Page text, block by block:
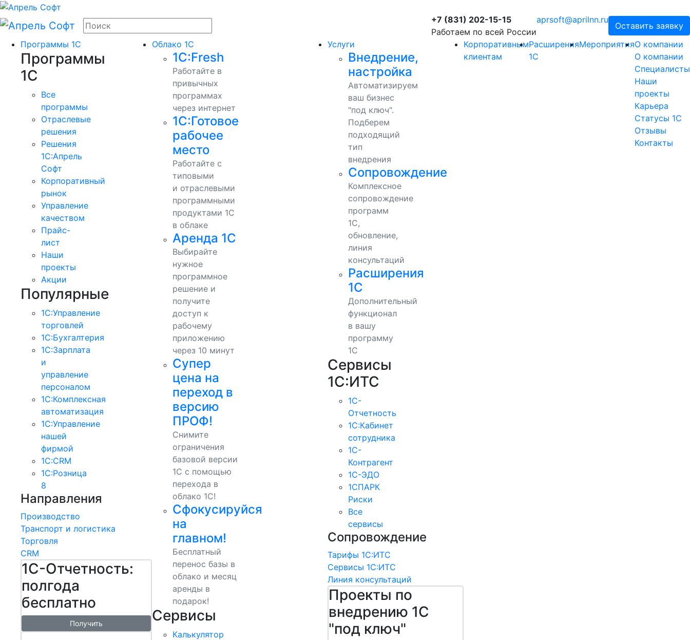
+7 (831) 202-15-15
Работаем по всей России
aprsoft@aprilnn.ru
Оставить заявку
Программы 1С
Программы
1С
Все
программы
Отраслевые
решения
Решения
1C:Апрель
Софт
Корпоративный
рынок
Управление
качеством
Прайс-
лист
Наши
проекты
Акции
Популярные
1С:Управление
торговлей
1С:Бухгалтерия
1С:Зарплата
и
управление
персоналом
1С:Комплексная
автоматизация
1С:Управление
нашей
фирмой
1С:CRM
1С:Розница
8
Направления
Производство
Транспорт и логистика
Торговля
CRM
1С-Отчетность:
полгода
бесплатно
Получить
Облако 1С
1С:Fresh
Работайте в
привычных
программах
через интернет
1С:Готовое
рабочее
место
Работайте с
типовыми
и отраслевыми
программными
продуктами 1С
в облаке
Аренда 1С
Выбирайте
нужное
программное
решение и
получите
доступ к
рабочему
приложению
через 10 минут
Супер
цена на
переход в
версию
ПРОФ!
Снимите
ограничения
базовой версии
1С с помощью
перехода в
облако 1С!
Сфокусируйся
на
главном!
Бесплатный
перенос базы в
облако и месяц
аренды в
подарок!
Сервисы
Калькулятор
Услуги
Внедрение,
настройка
Автоматизируем
ваш бизнес
"под ключ".
Подберем
подходящий
тип
внедрения
Сопровождение
Комплексное
сопровождение
программ
1С,
обновление,
линия
консультаций
Расширения
1С
Дополнительный
функционал
в вашу
программу
1С
Сервисы
1С:ИТС
1С-
Отчетность
1С:Кабинет
сотрудника
1С-
Контрагент
1С-ЭДО
1СПАРК
Риски
Все
сервисы
Сопровождение
Тарифы 1С:ИТС
Сервисы 1С:ИТС
Линия консультаций
Проекты по
внедрению 1С
"под ключ"
Корпоративным
клиентам
Расширения
1С
МероприятияО компании
О компании
Специалисты
Наши
проекты
Карьера
Статусы 1С
Отзывы
Контакты